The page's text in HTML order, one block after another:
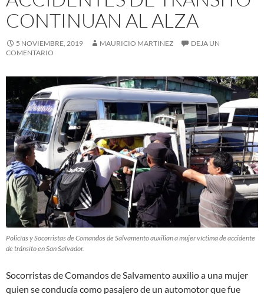
CONTINUAN AL ALZA
5 NOVIEMBRE, 2019 MAURICIO MARTINEZ
DEJA UN
COMENTARIO
Policías y Socorristas de Comandos de Salvamento auxilian a mujer víctima de accidente
de tránsito en San Salvador.
Socorristas de Comandos de Salvamento auxilio a una mujer
quien se conducía como pasajero de un automotor que fue